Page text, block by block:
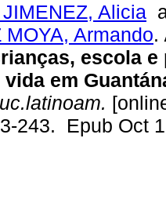
Alicia
MOYA, Armando.
escola e
em
243. Epub Oct